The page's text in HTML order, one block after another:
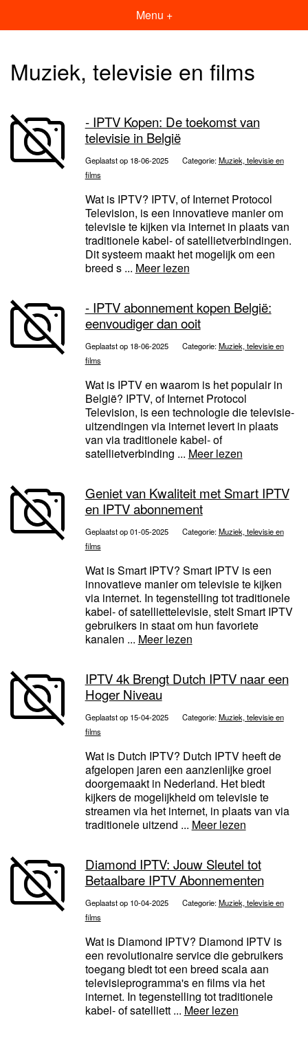
Menu +
Muziek, televisie en films
- IPTV Kopen: De toekomst van
televisie in België
Geplaatst op 18-06-2025 Categorie:Muziek, televisie en
films
Wat is IPTV? IPTV, of Internet Protocol
Television, is een innovatieve manier om
televisie te kijken via internet in plaats van
traditionele kabel- of satellietverbindingen.
Dit systeem maakt het mogelijk om een
breed s ... Meer lezen
- IPTV abonnement kopen België:
eenvoudiger dan ooit
Geplaatst op 18-06-2025 Categorie:Muziek, televisie en
films
Wat is IPTV en waarom is het populair in
België? IPTV, of Internet Protocol
Television, is een technologie die televisie-
uitzendingen via internet levert in plaats
van via traditionele kabel- of
satellietverbinding ... Meer lezen
Geniet van Kwaliteit met Smart IPTV
en IPTV abonnement
Geplaatst op 01-05-2025 Categorie:Muziek, televisie en
films
Wat is Smart IPTV? Smart IPTV is een
innovatieve manier om televisie te kijken
via internet. In tegenstelling tot traditionele
kabel- of satelliettelevisie, stelt Smart IPTV
gebruikers in staat om hun favoriete
kanalen ... Meer lezen
IPTV 4k Brengt Dutch IPTV naar een
Hoger Niveau
Geplaatst op 15-04-2025 Categorie:Muziek, televisie en
films
Wat is Dutch IPTV? Dutch IPTV heeft de
afgelopen jaren een aanzienlijke groei
doorgemaakt in Nederland. Het biedt
kijkers de mogelijkheid om televisie te
streamen via het internet, in plaats van via
traditionele uitzend ... Meer lezen
Diamond IPTV: Jouw Sleutel tot
Betaalbare IPTV Abonnementen
Geplaatst op 10-04-2025 Categorie:Muziek, televisie en
films
Wat is Diamond IPTV? Diamond IPTV is
een revolutionaire service die gebruikers
toegang biedt tot een breed scala aan
televisieprogramma's en films via het
internet. In tegenstelling tot traditionele
kabel- of satelliett ... Meer lezen